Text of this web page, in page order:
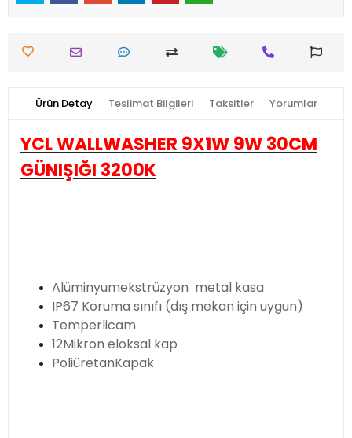
Ürün Detay Teslimat Bilgileri Taksitler Yorumlar
YCL WALLWASHER 9X1W 9W 30CM
GÜNIŞIĞI 3200K
Alüminyumekstrüzyon metal kasa
IP67 Koruma sınıfı (dış mekan için uygun)
Temperlicam
12Mikron eloksal kap
PoliüretanKapak